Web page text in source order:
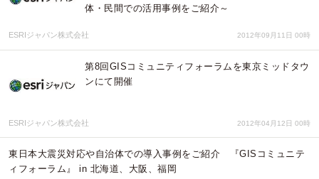
体・民間での活用事例をご紹介～
ESRIジャパン株式会社 2012年09月11日 00時
第8回GISコミュニティフォーラムを東京ミッドタウ
ンにて開催
ESRIジャパン株式会社 2012年04月12日 00時
東日本大震災対応や自治体での導入事例をご紹介 『GISコミュニテ
ィフォーラム』 in 北海道、大阪、福岡